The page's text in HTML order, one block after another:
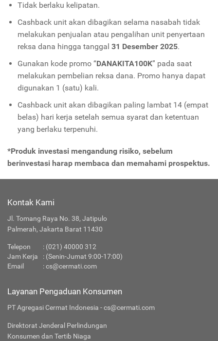
Tidak berlaku kelipatan.
Cashback unit akan dibagikan selama nasabah tidak
melakukan penjualan atau pengalihan unit penyertaan
reksa dana hingga tanggal 31 Desember 2025.
Gunakan kode promo “DANAKITA100K” pada saat
melakukan pembelian reksa dana. Promo hanya dapat
digunakan 1 (satu) kali.
Cashback unit akan dibagikan paling lambat 14 (empat
belas) hari kerja setelah semua syarat dan ketentuan
yang berlaku terpenuhi.
*Produk investasi mengandung risiko, sebelum
berinvestasi harap membaca dan memahami prospektus.
Kontak Kami
Jl. Tomang Raya No. 38, Jatipulo
Palmerah, Jakarta Barat 11430
Telepon : (021) 40000 312
Jam Kerja
: (Senin-Jumat 9:00-17:00)
Email
:cs@cermati.com
Layanan Pengaduan Konsumen
PT Agregasi Cermat Indonesia - cs@cermati.com
Direktorat Jenderal Perlindungan
Konsumen dan Tertib Niaga